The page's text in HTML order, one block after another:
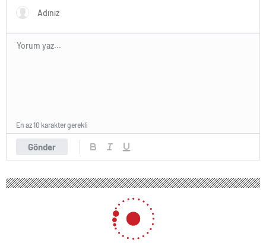
Gönder
En az 10 karakter gerekli